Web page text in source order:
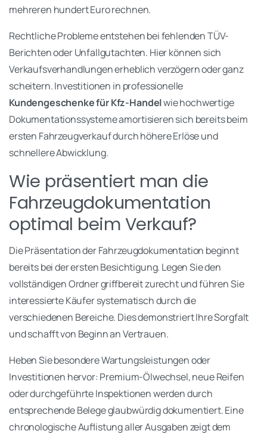
mehreren hundert Euro rechnen.
Rechtliche Probleme entstehen bei fehlenden TÜV-
Berichten oder Unfallgutachten. Hier können sich
Verkaufsverhandlungen erheblich verzögern oder ganz
scheitern. Investitionen in professionelle
Kundengeschenke für Kfz-Handelwie hochwertige
Dokumentationssysteme amortisieren sich bereits beim
ersten Fahrzeugverkauf durch höhere Erlöse und
schnellere Abwicklung.
Wie präsentiert man die
Fahrzeugdokumentation
optimal beim Verkauf?
Die Präsentation der Fahrzeugdokumentation beginnt
bereits bei der ersten Besichtigung. Legen Sie den
vollständigen Ordner griffbereit zurecht und führen Sie
interessierte Käufer systematisch durch die
verschiedenen Bereiche. Dies demonstriert Ihre Sorgfalt
und schafft von Beginn an Vertrauen.
Heben Sie besondere Wartungsleistungen oder
Investitionen hervor: Premium-Ölwechsel, neue Reifen
oder durchgeführte Inspektionen werden durch
entsprechende Belege glaubwürdig dokumentiert. Eine
chronologische Auflistung aller Ausgaben zeigt dem